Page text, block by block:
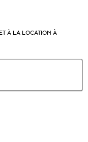
À LA LOCATION À